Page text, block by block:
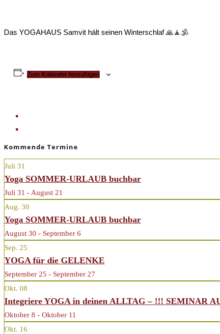
Das YOGAHAUS Samvit hält seinen Winterschlaf 🙏🧘🕉
Zum Kalender hinzufügen
Kommende Termine
Juli 31
Yoga SOMMER-URLAUB buchbar
Juli 31 - August 21
Aug. 30
Yoga SOMMER-URLAUB buchbar
August 30 - September 6
Sep. 25
YOGA für die GELENKE
September 25 - September 27
Okt. 08
Integriere YOGA in deinen ALLTAG – !!! SEMINAR
Oktober 8 - Oktober 11
Okt. 16